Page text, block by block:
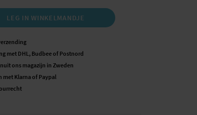
LEG IN WINKELMANDJE
met DHL, Budbee of Postnord
ons magazijn in Zweden
met Klarna of Paypal